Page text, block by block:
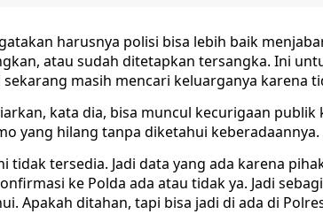
harusnya polisi bisa lebih baik
atau sudah ditetapkan tersangka. Ini
sekarang masih mencari keluarganya karena
kata dia, bisa muncul kecurigaan
yang hilang tanpa diketahui keberadaannya.
tidak tersedia. Jadi data yang ada karena
ke Polda ada atau tidak ya. Jadi
Apakah ditahan, tapi bisa jadi di ada di